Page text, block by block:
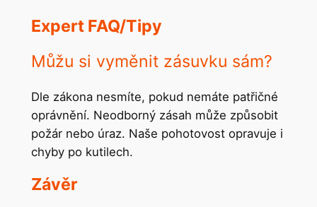
Expert FAQ/Tipy
Můžu si vyměnit zásuvku sám?
Dle zákona nesmíte, pokud nemáte patřičné
oprávnění. Neodborný zásah může způsobit
požár nebo úraz. Naše pohotovost opravuje i
chyby po kutilech.
Závěr